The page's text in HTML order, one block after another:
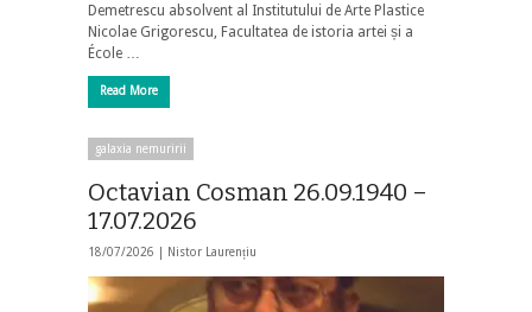
Demetrescu absolvent al Institutului de Arte Plastice
Nicolae Grigorescu, Facultatea de istoria artei și a
École …
Read More
galaxia nemuririi
Octavian Cosman 26.09.1940 –
17.07.2026
18/07/2026 | Nistor Laurențiu